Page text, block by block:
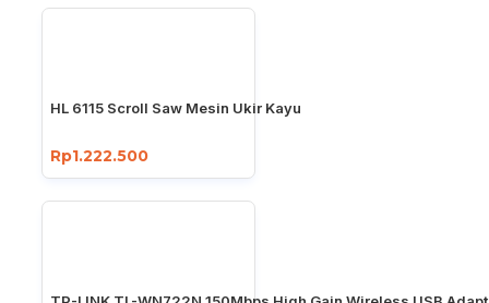
HL 6115 Scroll Saw Mesin Ukir Kayu
Rp1.222.500